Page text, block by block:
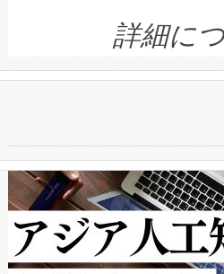
quality and
BESS stack to
centers.
からシステム統
クルの各段階の
[…]
す。ノーマル
ートル先まで検
トに対して約
では、反射率10
で向上し、最大
ットだけで最大
ルの変電所周囲
詳細に